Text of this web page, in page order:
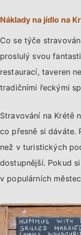
Náklady na jídlo na
Co se týče
proslulý svou
restaurací, taveren
tradičními řeckými
Stravování na Krétě
co přesně si dáváte.
než v turistických
dostupnější. Pokud
v populárních